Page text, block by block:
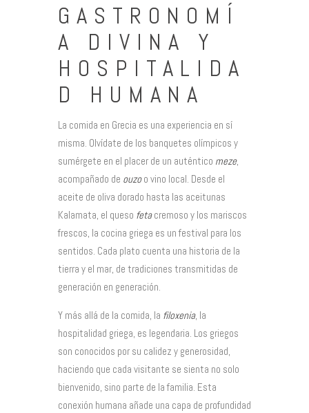
GASTRONOMÍ
A DIVINA Y
HOSPITALIDA
D HUMANA
La comida en Grecia es una experiencia en sí
misma. Olvídate de los banquetes olímpicos y
sumérgete en el placer de un auténtico meze,
acompañado de ouzoo vino local. Desde el
aceite de oliva dorado hasta las aceitunas
Kalamata, el queso fetacremoso y los mariscos
frescos, la cocina griega es un festival para los
sentidos. Cada plato cuenta una historia de la
tierra y el mar, de tradiciones transmitidas de
generación en generación.
Y más allá de la comida, la filoxenia, la
hospitalidad griega, es legendaria. Los griegos
son conocidos por su calidez y generosidad,
haciendo que cada visitante se sienta no solo
bienvenido, sino parte de la familia. Esta
conexión humana añade una capa de profundidad